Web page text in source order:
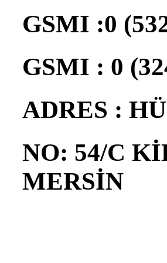
GSMI :0
GSMI : 0
ADRES :
NO: 54/C
MERSİN